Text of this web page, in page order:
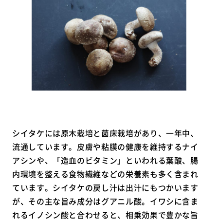
シイタケには原木栽培と菌床栽培があり、一年中、
流通しています。皮膚や粘膜の健康を維持するナイ
アシンや、「造血のビタミン」といわれる葉酸、腸
内環境を整える食物繊維などの栄養素も多く含まれ
ています。シイタケの戻し汁は出汁にもつかいます
が、その主な旨み成分はグアニル酸。イワシに含ま
れるイノシン酸と合わせると、相乗効果で豊かな旨